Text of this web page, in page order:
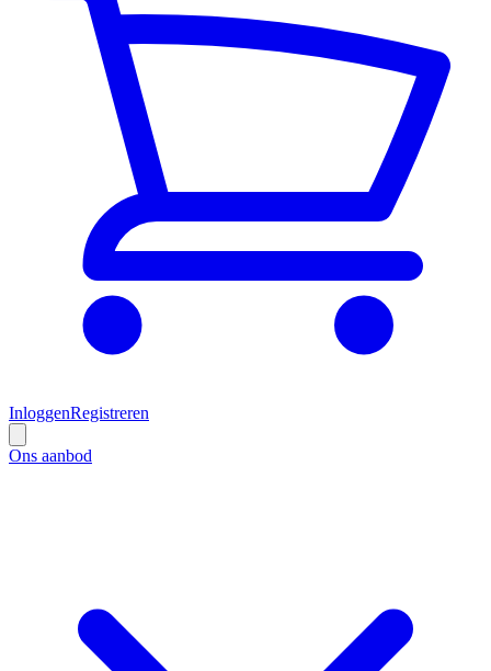
InloggenRegistreren
Ons aanbod